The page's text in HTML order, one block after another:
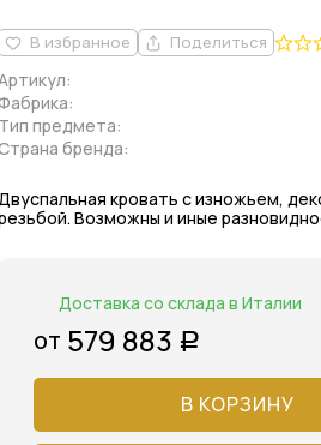
В избранное Поделиться
Тип предмета:
Страна бренда:
кровать с изножьем,
Возможны и иные
Доставка со склада в Италии
от 579 883 Р
В КОРЗИНУ